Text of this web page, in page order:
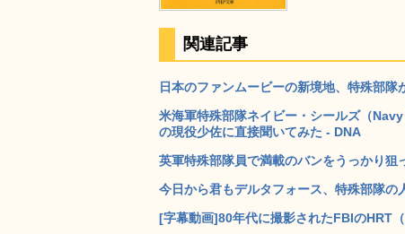
関連記事
日本のファンムービーの新境地、特殊部
米海軍特殊部隊ネイビー・シールズ（
の現役少佐に直接聞いてみた - DNA
英軍特殊部隊員で満載のバンをうっかり
今日から君もデルタフォース、特殊部隊
[字幕動画]80年代に撮影されたFBIのHRT